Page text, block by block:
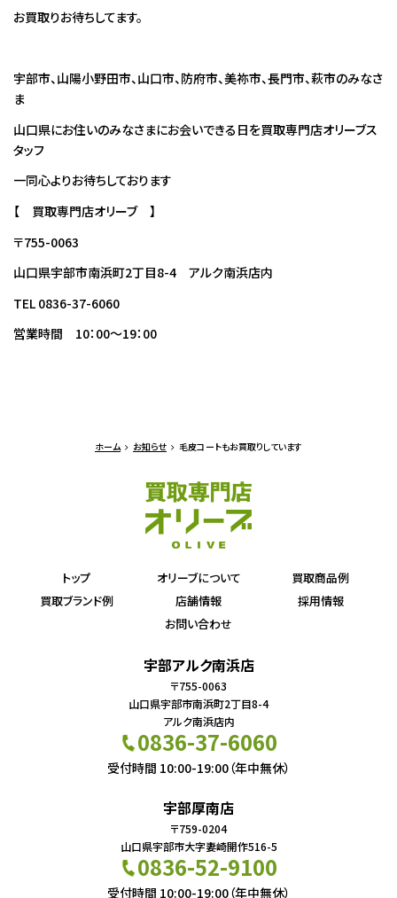
お買取りお待ちしてます。
宇部市、山陽小野田市、山口市、防府市、美祢市、長門市、萩市のみなさ
ま
山口県にお住いのみなさまにお会いできる日を買取専門店オリーブス
タッフ
一同心よりお待ちしております
【 買取専門店オリーブ 】
〒755-0063
山口県宇部市南浜町2丁目8-4 アルク南浜店内
TEL 0836-37-6060
営業時間 10：00～19：00
ホーム お知らせ 毛皮コートもお買取りしています
トップ オリーブについて
買取商品例
買取ブランド例
店舗情報
採用情報
お問い合わせ
宇部アルク南浜店
〒755-0063
山口県宇部市南浜町2丁目8-4
アルク南浜店内
0836-37-6060
受付時間 10:00-19:00（年中無休）
宇部厚南店
〒759-0204
山口県宇部市大字妻崎開作516-5
0836-52-9100
受付時間 10:00-19:00（年中無休）